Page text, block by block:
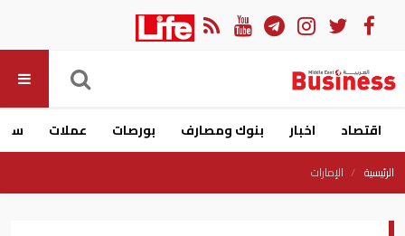
اقتصاد اخبار بنوك ومصارف بورصات عملات
الرئيسية الإمارات